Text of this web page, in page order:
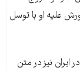
علیه او با توسل
اسلامی در ایران نیز در متن